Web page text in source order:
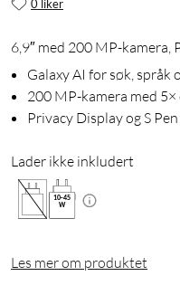
0 liker
6,9″ med 200 MP-kamera,
Galaxy AI for søk, språk
200 MP-kamera med
Privacy Display og S
Lader ikke inkludert
10-45
W
Les mer om produktet